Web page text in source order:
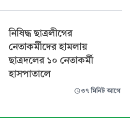
নিষিদ্ধ ছাত্রলীগের
নেতাকর্মীদের হামলায়
ছাত্রদলের ১০ নেতাকর্মী
হাসপাতালে
৩৭ মিনিট আগে